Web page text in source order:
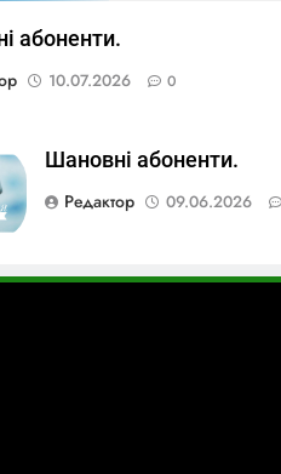
абоненти.
10.07.2026 0
Шановні абоненти.
Редактор
09.06.2026